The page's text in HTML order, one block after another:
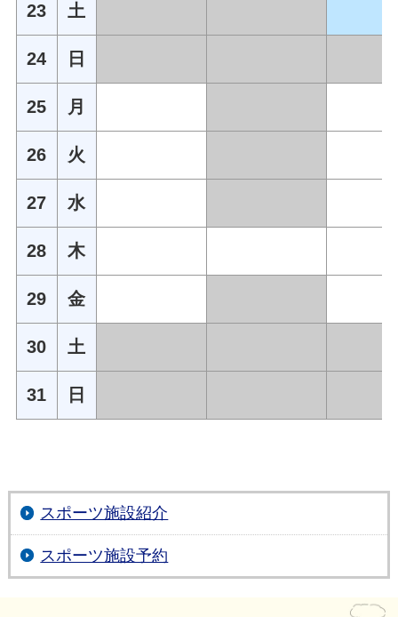
23 土
24 日
25 月
26 火
27 水
28 木
29 金
30 土
31 日
スポーツ施設紹介
スポーツ施設予約